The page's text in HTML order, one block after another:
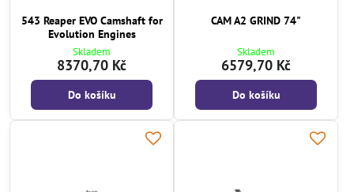
543 Reaper EVO Camshaft for
Evolution Engines
Skladem
8370,70 Kč
Do košíku
CAM A2 GRIND 74"
Skladem
6579,70 Kč
Do košíku